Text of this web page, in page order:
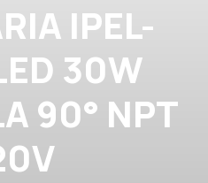
IPEL-
30W
90° NPT